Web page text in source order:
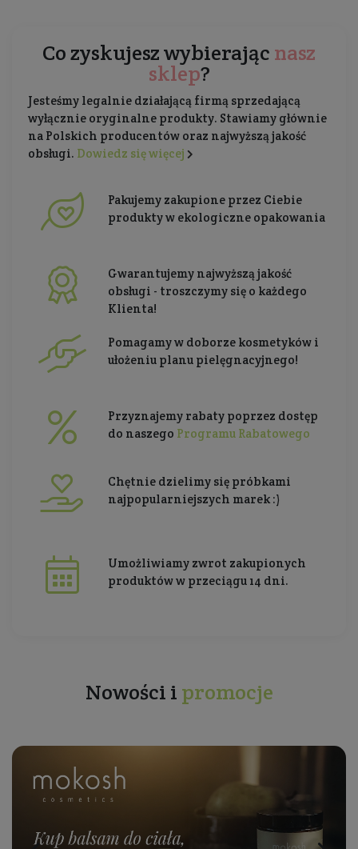
Co zyskujesz wybierając nasz
sklep?
Jesteśmy legalnie działającą firmą sprzedającą
wyłącznie oryginalne produkty. Stawiamy głównie
na Polskich producentów oraz najwyższą jakość
obsługi. Dowiedz się więcej
Pakujemy zakupione przez Ciebie
produkty w ekologiczne opakowania
Gwarantujemy najwyższą jakość
obsługi - troszczymy się o każdego
Klienta!
Pomagamy w doborze kosmetyków i
ułożeniu planu pielęgnacyjnego!
Przyznajemy rabaty poprzez dostęp
do naszego Programu Rabatowego
Chętnie dzielimy się próbkami
najpopularniejszych marek :)
Umożliwiamy zwrot zakupionych
produktów w przeciągu 14 dni.
Nowości i promocje